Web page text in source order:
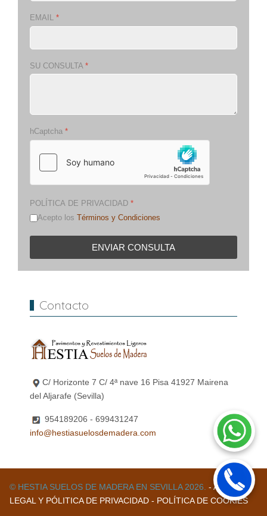
EMAIL *
SU CONSULTA *
hCaptcha *
POLÍTICA DE PRIVACIDAD *
Acepto los Términos y Condiciones
ENVIAR CONSULTA
Contacto
C/ Horizonte 7 C/ 4ª nave 16 Pisa 41927 Mairena
del Aljarafe (Sevilla)
954189206 - 699431247
info@hestiasuelosdemadera.com
© HESTIA SUELOS DE MADERA EN SEVILLA 2026.- AVISO
LEGAL Y PÓLITICA DE PRIVACIDAD - POLÍTICA DE COOKIES